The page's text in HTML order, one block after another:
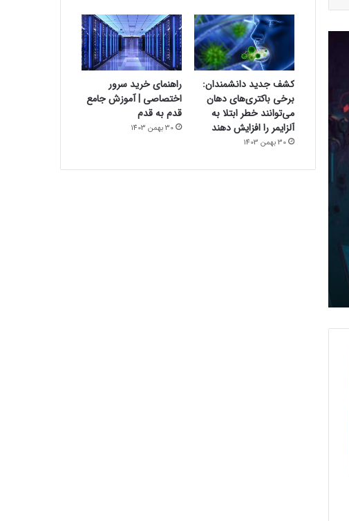
کشف جدید دانشمندان:
برخی باکتری‌های دهان
می‌توانند خطر ابتلا به
آلزایمر را افزایش دهند
30 بهمن 1403
راهنمای خرید سرور
اختصاصی | آموزش جامع
قدم به قدم
30 بهمن 1403